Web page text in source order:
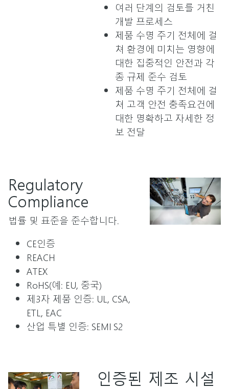
여러 단계의 검토를 거친
개발 프로세스
제품 수명 주기 전체에 걸
쳐 환경에 미치는 영향에
대한 집중적인 안전과 각
종 규제 준수 검토
제품 수명 주기 전체에 걸
쳐 고객 안전 충족요건에
대한 명확하고 자세한 정
보 전달
Regulatory
Compliance
법률 및 표준을 준수합니다.
CE인증
REACH
ATEX
RoHS(예: EU, 중국)
제3자 제품 인증: UL, CSA,
ETL, EAC
산업 특별 인증: SEMI S2
인증된 제조 시설